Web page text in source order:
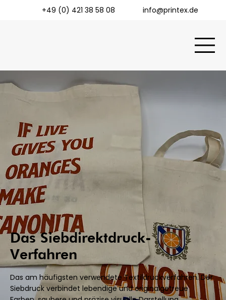
+49 (0) 421 38 58 08 info@printex.de
Das Siebdirektdruck-
Verfahren
Das am häufigsten verwendete Textildruckverfahren. Der
Siebdruck verbindet lebendige und originalgetreue